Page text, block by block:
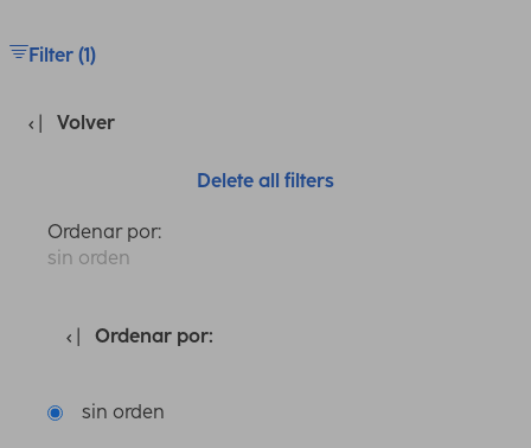
Filter (1)
Volver
Delete all filters
Ordenar por:
sin orden
Ordenar por:
sin orden